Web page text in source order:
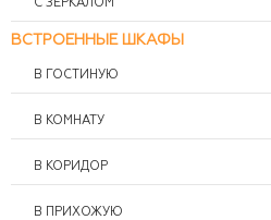
С ЗЕРКАЛОМ
ВСТРОЕННЫЕ ШКАФЫ
В ГОСТИНУЮ
В КОМНАТУ
В КОРИДОР
В ПРИХОЖУЮ